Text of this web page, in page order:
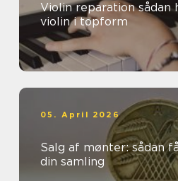
Violin reparation sådan holder du din
violin i topform
05. April 2026
Salg af mønter: sådan
din samling